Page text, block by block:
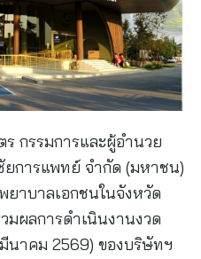
กรรมการและผู้อำนวย
ยการแพทย์ จำกัด (มหาชน)
ยาบาลเอกชนในจังหวัด
มผลการดำเนินงานงวด
นาคม 2569) ของบริษัทฯ